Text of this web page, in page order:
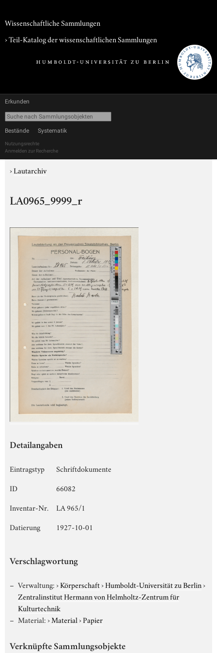
Wissenschaftliche Sammlungen
› Teil-Katalog der wissenschaftlichen Sammlungen
Erkunden
Bestände Systematik
Nutzungsrechte
Anmelden zur Recherche
›Lautarchiv
LA0965_9999_r
Detailangaben
Eintragstyp
Schriftdokumente
ID
66082
Inventar-Nr.
LA 965/1
Datierung
1927-10-01
Verschlagwortung
Verwaltung:›Körperschaft›Humboldt-Universität zu Berlin›
Zentralinstitut Hermann von Helmholtz-Zentrum für
Kulturtechnik
Material:›Material›Papier
Verknüpfte Sammlungsobjekte